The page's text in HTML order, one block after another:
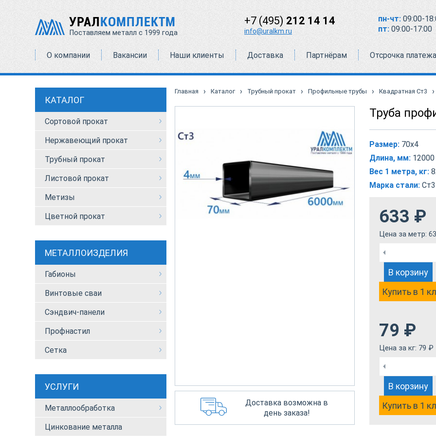
УРАЛКОМПЛЕКТМ
Поставляем металл с 1999 года
+7 (495) 212 14 14
info@uralkm.ru
пн-чт: 09:00-
пт: 09:00-17:00
О компании Вакансии Наши клиенты Доставка Партнёрам Отсрочка платежа
КАТАЛОГ
Сортовой прокат
Нержавеющий прокат
Трубный прокат
Листовой прокат
Метизы
Цветной прокат
МЕТАЛЛОИЗДЕЛИЯ
Габионы
Винтовые сваи
Сэндвич-панели
Профнастил
Сетка
УСЛУГИ
Металлообработка
Цинкование металла
Главная › Каталог › Трубный прокат › Профильные трубы › Квадратная Ст3 ›
Доставка возможна в
день заказа!
Труба
Размер: 70х4
Длина, мм: 12000
Вес 1 метра, кг:
Марка стали: Ст3
633 ₽
Цена за метр:
В корзину
Купить в 1
79 ₽
Цена за кг: 79 ₽
В корзину
Купить в 1